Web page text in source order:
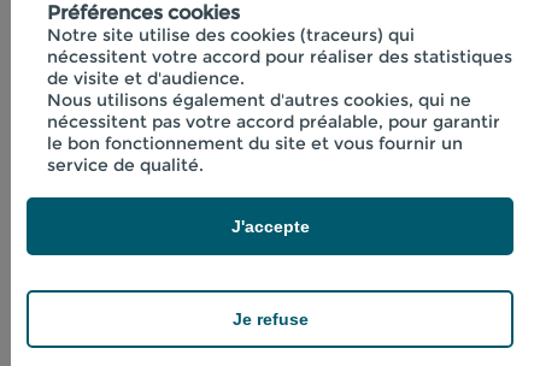
Préférences cookies
Notre site utilise des cookies (traceurs) qui
nécessitent votre accord pour réaliser des statistiques
de visite et d'audience.
Nous utilisons également d'autres cookies, qui ne
nécessitent pas votre accord préalable, pour garantir
le bon fonctionnement du site et vous fournir un
service de qualité.
Je refuse
J'accepte